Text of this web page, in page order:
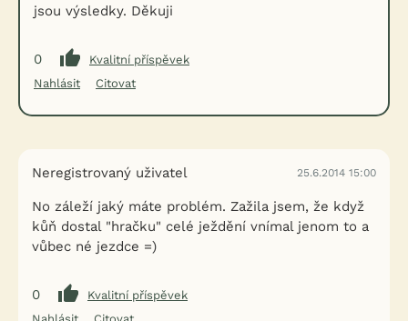
jsou výsledky. Děkuji
0
Kvalitní příspěvek
Nahlásit
Citovat
Neregistrovaný uživatel 25.6.2014 15:00
No záleží jaký máte problém. Zažila jsem, že když
kůň dostal "hračku" celé ježdění vnímal jenom to a
vůbec né jezdce =)
0
Kvalitní příspěvek